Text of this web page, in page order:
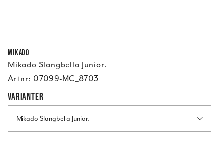
Mikado
Mikado Slangbella Junior.
Art nr: 07099-MC_8703
VARIANTER
Mikado Slangbella Junior.